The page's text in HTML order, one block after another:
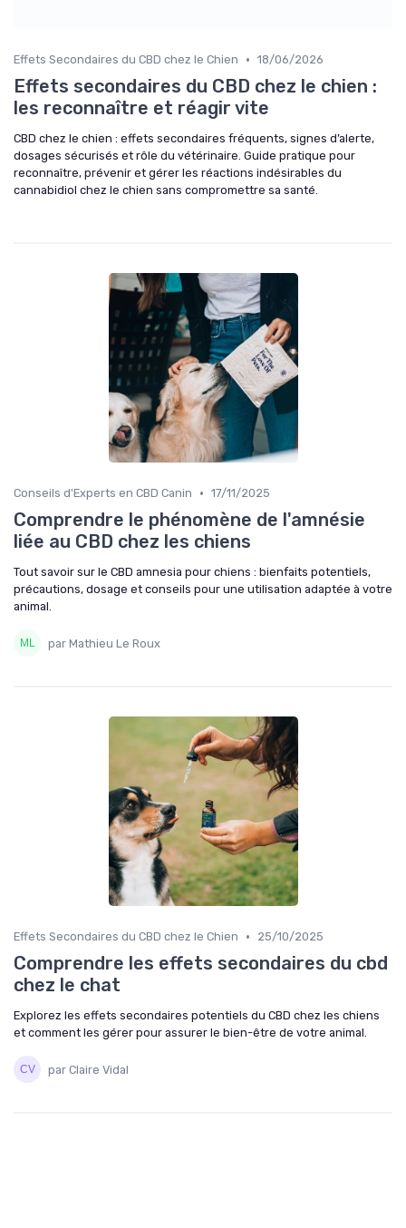
Effets Secondaires du CBD chez le Chien • 18/06/2026
Effets secondaires du CBD chez le chien :
les reconnaître et réagir vite
CBD chez le chien : effets secondaires fréquents, signes d’alerte,
dosages sécurisés et rôle du vétérinaire. Guide pratique pour
reconnaître, prévenir et gérer les réactions indésirables du
cannabidiol chez le chien sans compromettre sa santé.
Conseils d'Experts en CBD Canin • 17/11/2025
Comprendre le phénomène de l'amnésie
liée au CBD chez les chiens
Tout savoir sur le CBD amnesia pour chiens : bienfaits potentiels,
précautions, dosage et conseils pour une utilisation adaptée à votre
animal.
par Mathieu Le Roux
Effets Secondaires du CBD chez le Chien • 25/10/2025
Comprendre les effets secondaires du cbd
chez le chat
Explorez les effets secondaires potentiels du CBD chez les chiens
et comment les gérer pour assurer le bien-être de votre animal.
par Claire Vidal